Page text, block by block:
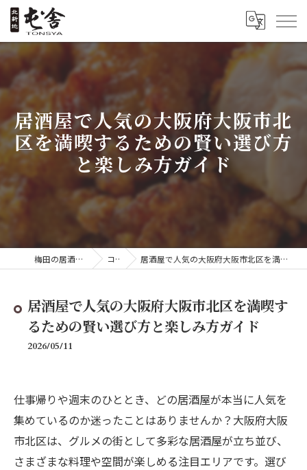
居酒屋で人気の大阪府大阪市北
区を満喫するための賢い選び方
と楽しみ方ガイド
梅田の居酒屋なら屯舎 喜酔 コラム 居酒屋で人気の大阪府大阪市北区を満喫するための賢い選び方と楽しみ方ガイド
居酒屋で人気の大阪府大阪市北区を満喫す
るための賢い選び方と楽しみ方ガイド
2026/05/11
仕事帰りや週末のひととき、どの居酒屋が本当に人気を
集めているのか迷ったことはありませんか？大阪府大阪
市北区は、グルメの街として多彩な居酒屋が立ち並び、
さまざまな料理や空間が楽しめる注目エリアです。選び